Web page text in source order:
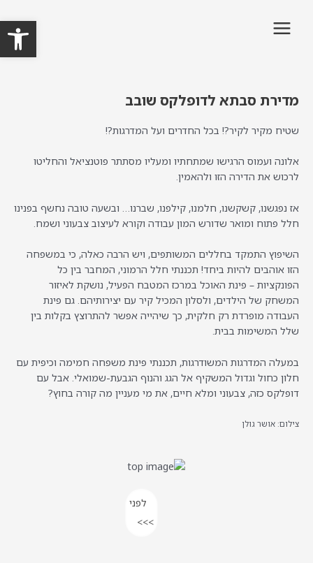
MENU
מדירת סבתא לדופלקס שובב
שטיח מקיר לקיר?! בכל החדרים ועל המדרגות?!
אלונה ועמוס הרגישו שמתחתיו ומעליו מסתתר פוטנציאל והחליטו
לרכוש את הדירה הזו ולהאמין.
אז נפגשנו, קשקשנו, חלמנו, קילפנו, שברנו… ובשעה טובה נחשף בפנינו
חלל פתוח ומואר שדורש המון עבודה וקורא לעיצוב צבעוני ושמח.
השיפוץ התמקד בחללים המשותפים, ויש הרבה כאלה, כי במשפחה
הזו אוהבים להיות ביחד! תכננתי חלל הרמוני, המחבר בין כל
הפונקציות – פינת האוכל במרכז המטבח הפעיל, נושקת לאיזור
המשחק של הילדים, ולסלון המכיל קיר עם יצירותיהם. גם פינת
העבודה מופרדת רק חלקית, כך שיהייה אפשר להתרוצץ בקלות בין
שלל המשימות בבית.
במעלה המדרגות המשודרגות, תכננתי פינת משפחה חמימה וכיפית עם
חלון כחול וגדול המשקיף אל הגג והנוף הגבעת-שמואלי. אבל עם
דופלקס כזה, צבעוני ומלא חיים, את מי מעניין מה קורה בחוץ?
צילום: אושר גולן
לפני
>>>